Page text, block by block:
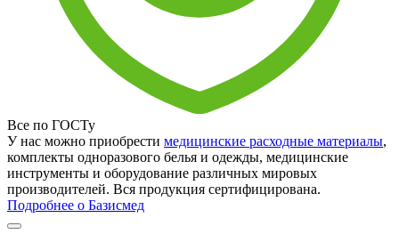
Все по ГОСТу
У нас можно приобрести медицинские расходные материалы,
комплекты одноразового белья и одежды, медицинские
инструменты и оборудование различных мировых
производителей. Вся продукция сертифицирована.
Подробнее о Базисмед